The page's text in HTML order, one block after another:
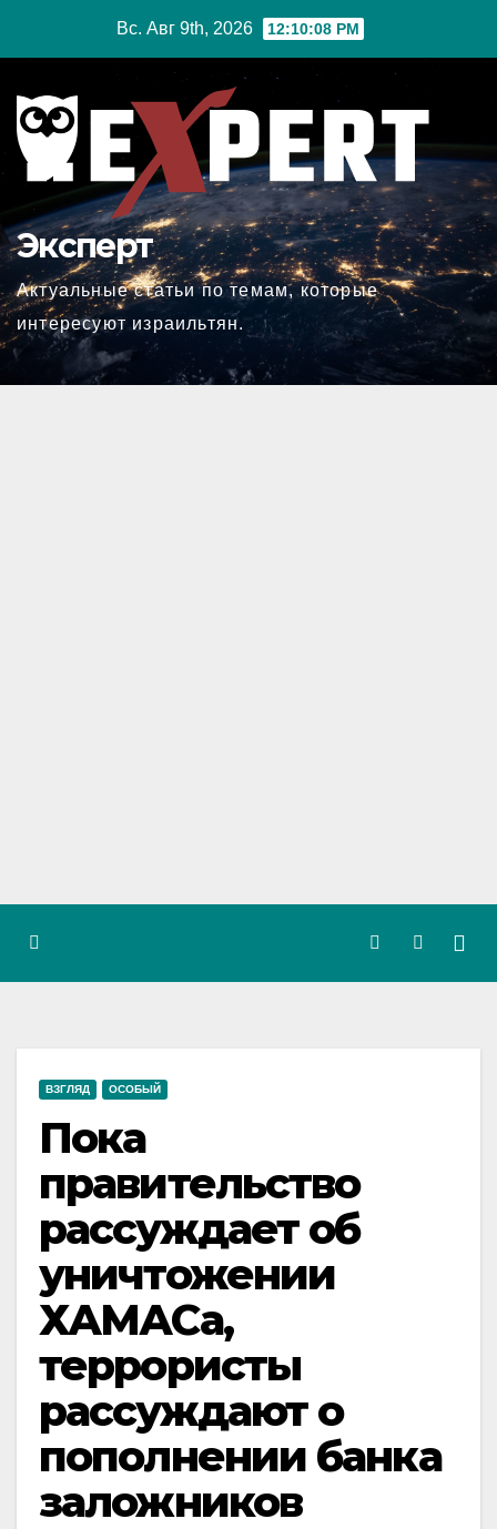
Вс. Авг 9th, 2026 12:10:09 PM
Эксперт
Актуальные статьи по темам, которые
интересуют израильтян.
ВЗГЛЯД ОСОБЫЙ
Пока
правительство
рассуждает об
уничтожении
ХАМАСа,
террористы
рассуждают о
пополнении банка
заложников